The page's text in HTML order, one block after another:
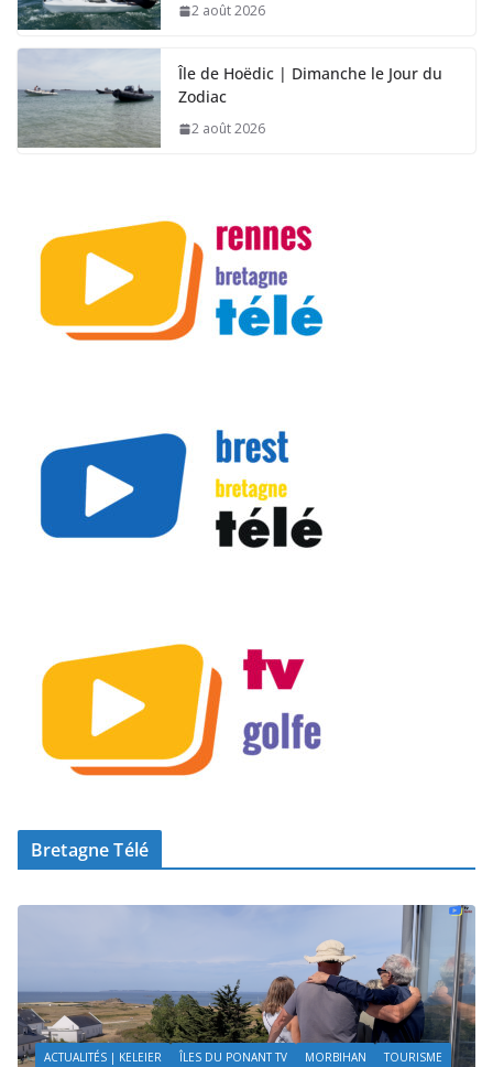
2 août 2026
Île de Hoëdic | Dimanche le Jour du
Zodiac
2 août 2026
Bretagne Télé
ÎLES DU PONANT TV MORBIHAN SAILING / VOILE / NAUTISME